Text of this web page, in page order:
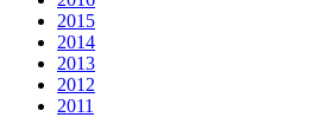
2015
2014
2013
2012
2011